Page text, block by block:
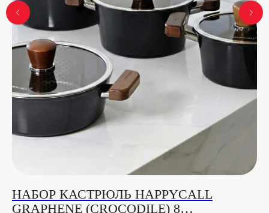
НАБОР КАСТРЮЛЬ HAPPYCALL
GRAPHENE (CROCODILE) 8